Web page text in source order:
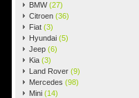
BMW(27)
Citroen (36)
Fiat (3)
Hyundai (5)
Jeep (6)
Kia (3)
Land Rover (9)
Mercedes (98)
Mini (14)